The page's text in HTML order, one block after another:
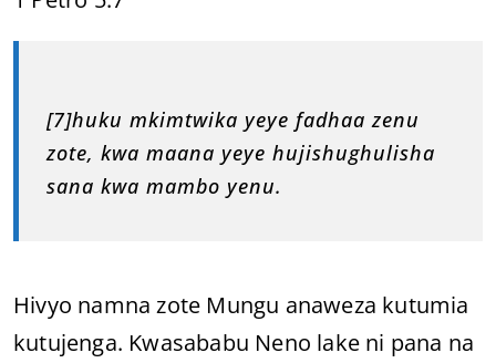
[7]huku mkimtwika yeye fadhaa zenu
zote, kwa maana yeye hujishughulisha
sana kwa mambo yenu.
Hivyo namna zote Mungu anaweza kutumia
kutujenga. Kwasababu Neno lake ni pana na